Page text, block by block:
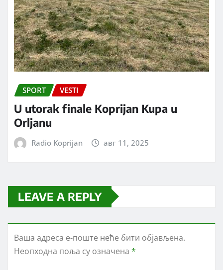
SPORT VESTI
U utorak finale Koprijan Kupa u
Orljanu
Radio Koprijan авг 11, 2025
LEAVE A REPLY
Ваша адреса е-поште неће бити објављена.
Неопходна поља су означена *